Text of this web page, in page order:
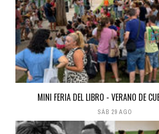
MINI FERIA DEL LIBRO - VERANO DE
SÁB 29 AGO